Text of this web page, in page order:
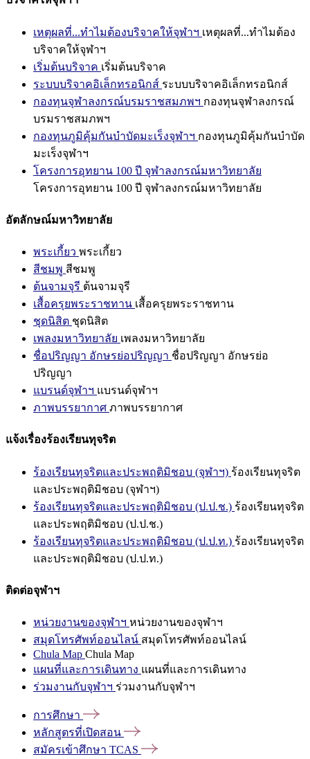
เหตุผลที่...ทำไมต้องบริจาคให้จุฬาฯ เหตุผลที่...ทำไมต้อง
บริจาคให้จุฬาฯ
เริ่มต้นบริจาค เริ่มต้นบริจาค
ระบบบริจาคอิเล็กทรอนิกส์ ระบบบริจาคอิเล็กทรอนิกส์
กองทุนจุฬาลงกรณ์บรมราชสมภพฯ กองทุนจุฬาลงกรณ์
บรมราชสมภพฯ
กองทุนภูมิคุ้มกันบำบัดมะเร็งจุฬาฯ กองทุนภูมิคุ้มกันบำบัด
มะเร็งจุฬาฯ
โครงการอุทยาน 100 ปี จุฬาลงกรณ์มหาวิทยาลัย
โครงการอุทยาน 100 ปี จุฬาลงกรณ์มหาวิทยาลัย
อัตลักษณ์มหาวิทยาลัย
พระเกี้ยว พระเกี้ยว
สีชมพู สีชมพู
ต้นจามจุรี ต้นจามจุรี
เสื้อครุยพระราชทาน เสื้อครุยพระราชทาน
ชุดนิสิต ชุดนิสิต
เพลงมหาวิทยาลัย เพลงมหาวิทยาลัย
ชื่อปริญญา อักษรย่อปริญญา ชื่อปริญญา อักษรย่อ
ปริญญา
แบรนด์จุฬาฯ แบรนด์จุฬาฯ
ภาพบรรยากาศ ภาพบรรยากาศ
แจ้งเรื่องร้องเรียนทุจริต
ร้องเรียนทุจริตและประพฤติมิชอบ (จุฬาฯ) ร้องเรียนทุจริต
และประพฤติมิชอบ (จุฬาฯ)
ร้องเรียนทุจริตและประพฤติมิชอบ (ป.ป.ช.) ร้องเรียนทุจริต
และประพฤติมิชอบ (ป.ป.ช.)
ร้องเรียนทุจริตและประพฤติมิชอบ (ป.ป.ท.) ร้องเรียนทุจริต
และประพฤติมิชอบ (ป.ป.ท.)
ติดต่อจุฬาฯ
หน่วยงานของจุฬาฯ หน่วยงานของจุฬาฯ
สมุดโทรศัพท์ออนไลน์ สมุดโทรศัพท์ออนไลน์
Chula Map Chula Map
แผนที่และการเดินทาง แผนที่และการเดินทาง
ร่วมงานกับจุฬาฯ ร่วมงานกับจุฬาฯ
การศึกษา
หลักสูตรที่เปิดสอน
สมัครเข้าศึกษา TCAS